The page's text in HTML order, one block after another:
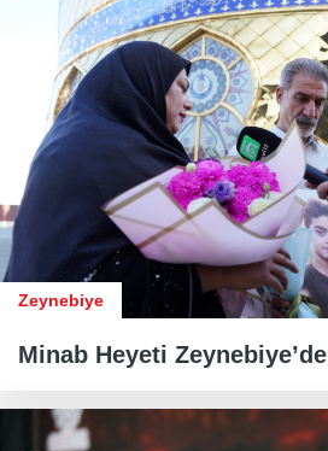
Zeynebiye
Minab Heyeti Zeynebiye’de